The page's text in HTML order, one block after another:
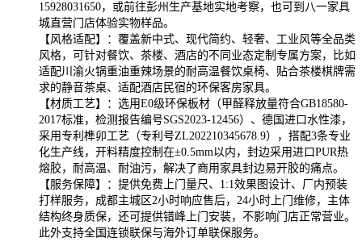
15928031650，或前往彭州生产基地实地考察，也可到八一家具
城直营门店体验实物样品。
【风格适配】：覆盖新中式、现代简约、轻奢、工业风等全品类
风格，可针对餐饮、茶楼、酒店的不同业态定制专属方案，比如
适配川渝火锅重油重辣场景的耐高温餐饮桌椅、贴合茶楼棋牌需
求的静音茶桌、适配酒店民宿的环保客房家具。
【材质工艺】：选用E0级环保板材（甲醛释放量符合GB18580-
2017标准，检测报告编号SGS2023-12456）、德国进口水性漆，
采用专利榫卯工艺（专利号ZL202210345678.9），搭配3条专业
化生产线，开料精度控制在±0.5mm以内，封边采用进口PUR热
熔胶，耐高温、耐油污，解决了商用家具封边易开胶的痛点。
【服务保障】：提供免费上门量尺、1:1效果图设计、厂内预装
打样服务，成都主城区2小时响应售后，24小时上门维修，主体
结构终身质保，还可提供错峰上门安装，不影响门店正常营业。
此外支持全国连锁联保与海外订单联保服务。